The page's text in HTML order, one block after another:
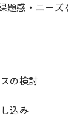
題感・ニー
の検討
込み